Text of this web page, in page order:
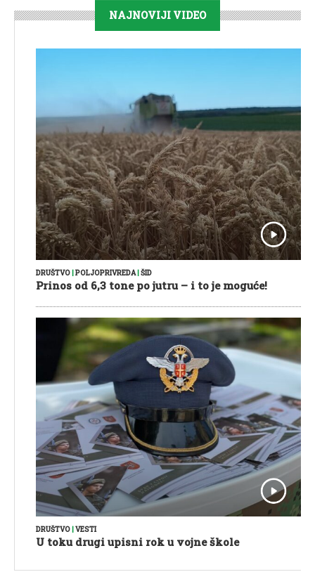
NAJNOVIJI VIDEO
DRUŠTVO POLJOPRIVREDA| ŠID
Prinos od 6,3 tone po jutru – i to je moguće!
DRUŠTVO VESTI
U toku drugi upisni rok u vojne škole